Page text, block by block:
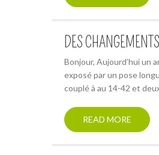
DES
Bonjour, Aujourd’hui un
exposé par un pose
couplé à au 14-42 et
READ MORE